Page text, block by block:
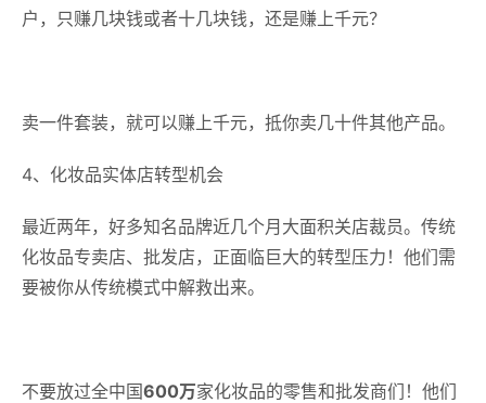
户，只赚几块钱或者十几块钱，还是赚上千元？
卖一件套装，就可以赚上千元，抵你卖几十件其他产品。
4、化妆品实体店转型机会
最近两年，好多知名品牌近几个月大面积关店裁员。传统
化妆品专卖店、批发店，正面临巨大的转型压力！他们需
要被你从传统模式中解救出来。
不要放过全中国600万家化妆品的零售和批发商们！他们